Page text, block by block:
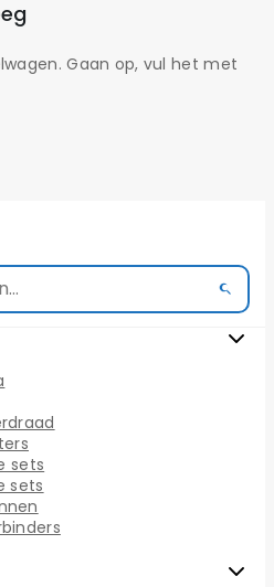
Gaan op, vul het met
sets
sets